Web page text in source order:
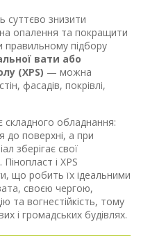
суттєво знизити
опалення та покращити
правильному підбору
вати або
(XPS) — можна
фасадів, покрівлі,
обладнання:
до поверхні, а при
зберігає свої
і XPS
що робить їх ідеальними
своєю чергою,
та вогнестійкість, тому
і громадських будівлях.